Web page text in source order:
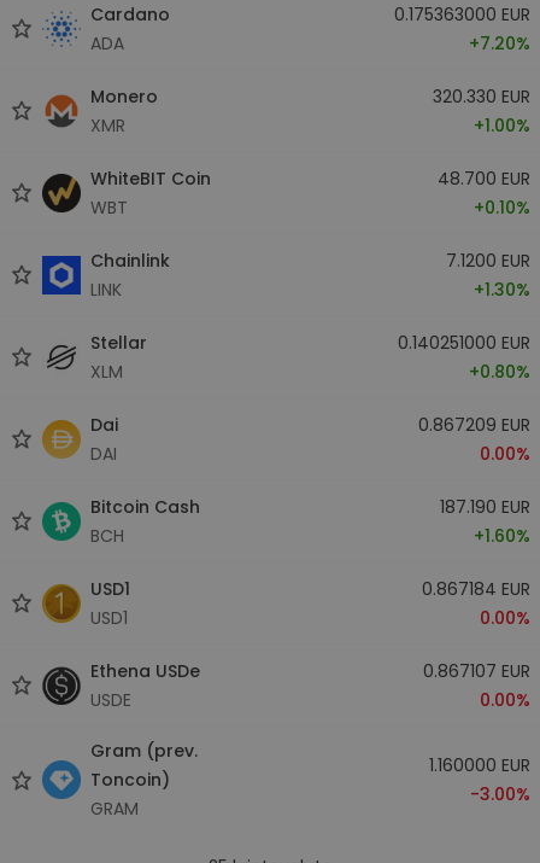
Cardano
ADA
0.175363000 EUR
+7.20%
Monero
XMR
320.330 EUR
+1.00%
WhiteBIT Coin
WBT
48.700 EUR
+0.10%
Chainlink
LINK
7.1200 EUR
+1.30%
Stellar
XLM
0.140251000 EUR
+0.80%
Dai
DAI
0.867209 EUR
0.00%
Bitcoin Cash
BCH
187.190 EUR
+1.60%
USD1
USD1
0.867184 EUR
0.00%
Ethena USDe
USDE
0.867107 EUR
0.00%
Gram (prev.
Toncoin)
GRAM
1.160000 EUR
-3.00%